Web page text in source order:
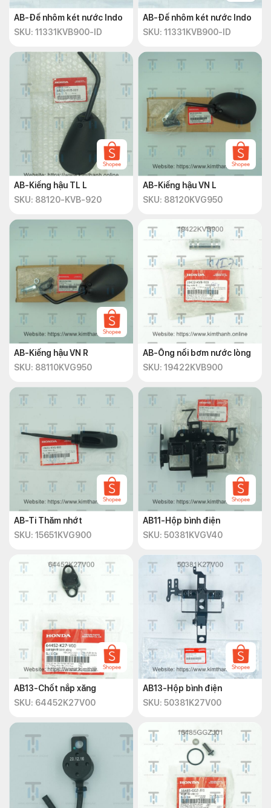
AB-Đế nhôm két nước Indo
SKU: 11331KVB900-ID
AB-Đế nhôm két nước Indo
SKU: 11331KVB900-ID
AB-Kiếng hậu TL L
SKU: 88120-KVB-920
AB-Kiếng hậu VN L
SKU: 88120KVG950
AB-Kiếng hậu VN R
SKU: 88110KVG950
AB-Ống nối bơm nước lòng
SKU: 19422KVB900
AB-Ti Thăm nhớt
SKU: 15651KVG900
AB11-Hộp bình điện
SKU: 50381KVGV40
AB13-Chốt nắp xăng
SKU: 64452K27V00
AB13-Hộp bình điện
SKU: 50381K27V00